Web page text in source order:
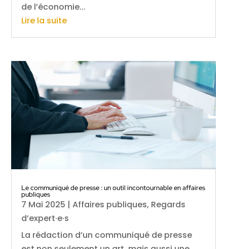
de l’économie...
Lire la suite
Le communiqué de presse : un outil incontournable en affaires
publiques
7 Mai 2025 |Affaires publiques, Regards
d’expert·e·s
La rédaction d’un communiqué de presse